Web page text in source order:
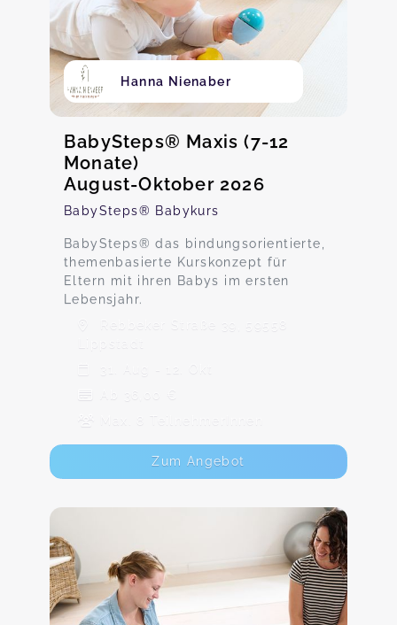
Hanna Nienaber
BabySteps® Maxis (7-12
Monate)
August-Oktober 2026
BabySteps® Babykurs
BabySteps® das bindungsorientierte,
themenbasierte Kurskonzept für
Eltern mit ihren Babys im ersten
Lebensjahr.
Rebbeker Straße 39, 59558
31. Aug - 12. Okt
Ab 36,00 €
Max. 8 TeilnehmerInnen
Zum Angebot